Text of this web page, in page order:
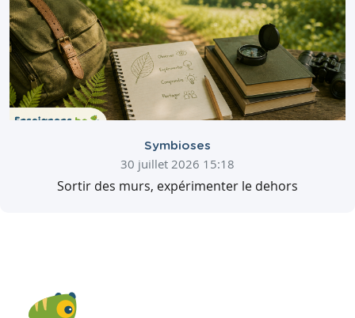
Symbioses
30 juillet 2026 15:18
Sortir des murs, expérimenter le dehors